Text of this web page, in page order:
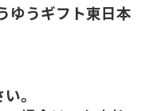
うギフト東日本
。